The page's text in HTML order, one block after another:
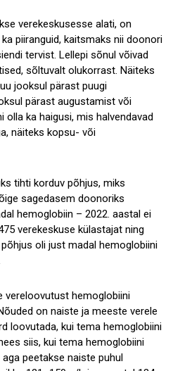
verekeskusesse alati, on
piiranguid, kaitsmaks nii doonori
tervist. Lellepi sõnul võivad
sõltuvalt olukorrast. Näiteks
jooksul pärast puugi
pärast augustamist või
ka haigusi, mis halvendavad
näiteks kopsu- või
tihti korduv põhjus, miks
sagedasem doonoriks
hemoglobiin – 2022. aastal ei
verekeskuse külastajat ning
oli just madal hemoglobiini
vereloovutust hemoglobiini
on naiste ja meeste verele
loovutada, kui tema hemoglobiini
siis, kui tema hemoglobiini
peetakse naiste puhul